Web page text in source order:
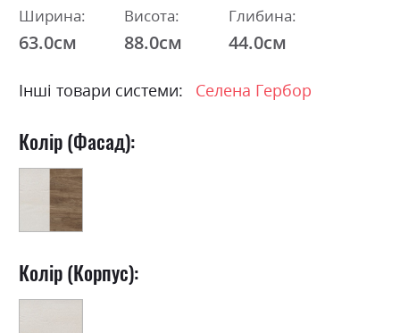
Ширина:
63.0см
Висота:
88.0см
Глибина:
44.0см
Інші товари системи: Селена Гербор
Колір (Фасад):
Колір (Корпус):